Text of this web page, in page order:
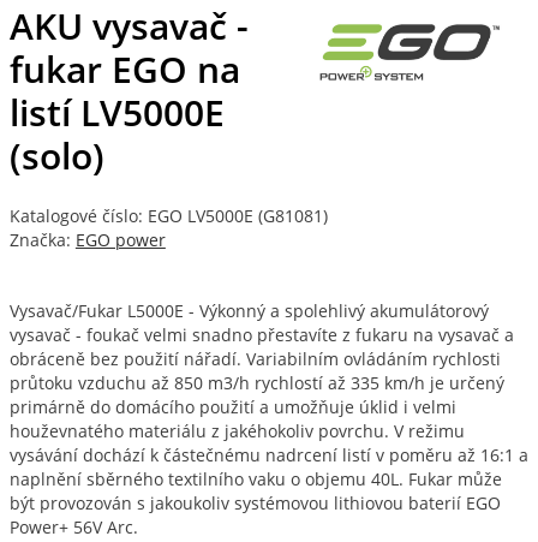
AKU vysavač -
fukar EGO na
listí LV5000E
(solo)
Katalogové číslo: EGO LV5000E (G81081)
Značka: EGO power
Vysavač/Fukar L5000E - Výkonný a spolehlivý akumulátorový
vysavač - foukač velmi snadno přestavíte z fukaru na vysavač a
obráceně bez použití nářadí. Variabilním ovládáním rychlosti
průtoku vzduchu až 850 m3/h rychlostí až 335 km/h je určený
primárně do domácího použití a umožňuje úklid i velmi
houževnatého materiálu z jakéhokoliv povrchu. V režimu
vysávání dochází k částečnému nadrcení listí v poměru až 16:1 a
naplnění sběrného textilního vaku o objemu 40L. Fukar může
být provozován s jakoukoliv systémovou lithiovou baterií EGO
Power+ 56V Arc.